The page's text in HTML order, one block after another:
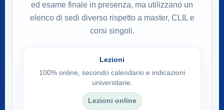
ed esame finale in presenza, ma utilizzano un
elenco di sedi diverso rispetto a master, CLIL e
corsi singoli.
Lezioni
100% online, secondo calendario e indicazioni
universitarie.
Lezioni online